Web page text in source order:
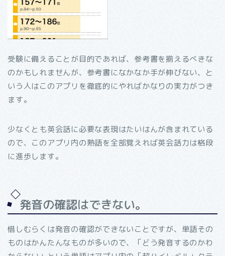
受験に備えることが目的であれば、参考書を揃えるべきな
のかもしれませんが、参考書になかなか手が伸びない、と
いう人はこのアプリを徹底的にやればかなりの実力がつき
ます。
少なくとも英会話に必要な表現はたいはんが含まれている
ので、このアプリ内の熟語を全部覚えれば英会話力は格段
に進歩します。
発音の確認はできない。
惜しむらくは発音の確認ができないことですが、単語その
ものはかんたんなものが多いので、「どう発音するのかわ